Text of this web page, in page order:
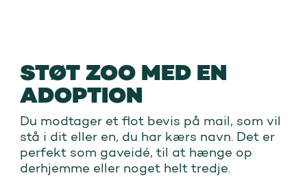
STØT ZOO MED EN
ADOPTION
Du modtager et flot bevis på mail, som vil
stå i dit eller en, du har kærs navn. Det er
perfekt som gaveidé, til at hænge op
derhjemme eller noget helt tredje.